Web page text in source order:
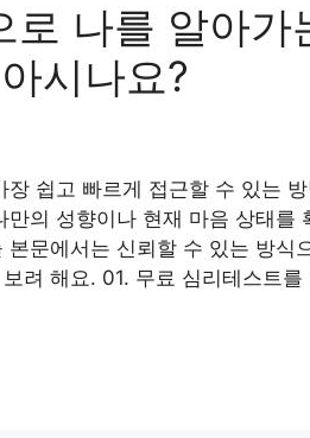
로 나를 알아가
시나요?
쉽고 빠르게 접근할 수 있는
의 성향이나 현재 마음 상태를
문에서는 신뢰할 수 있는 방식
려 해요. 01. 무료 심리테스트